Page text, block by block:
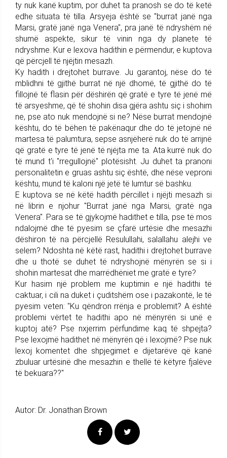
ty nuk kanë kuptim, por duhet ta pranosh se do të ketë
edhe situata të tilla. Arsyeja është se "burrat janë nga
Marsi, gratë janë nga Venera", pra janë të ndryshëm në
shumë aspekte, sikur të vinin nga dy planete të
ndryshme. Kur e lexova hadithin e përmendur, e kuptova
që përcjell të njëjtin mesazh.
Ky hadith i drejtohet burrave. Ju garantoj, nëse do të
mblidhni të gjithë burrat në një dhomë, të gjithë do të
fillojnë të flasin për dëshirën që gratë e tyre të jenë më
të arsyeshme, që të shohin disa gjëra ashtu siç i shohim
ne, pse ato nuk mendojnë si ne? Nëse burrat mendojnë
kështu, do të bëhen të pakënaqur dhe do të jetojnë në
martesa të palumtura, sepse asnjëherë nuk do të arrijnë
që gratë e tyre të jenë të njëjta me ta. Ata kurrë nuk do
të mund t'i "rregullojnë" plotësisht. Ju duhet ta pranoni
personalitetin e gruas ashtu siç është, dhe nëse veproni
kështu, mund të kaloni një jetë të lumtur së bashku.
E kuptova se në këtë hadith përcillet i njëjti mesazh si
në librin e njohur "Burrat janë nga Marsi, gratë nga
Venera". Para se të gjykojmë hadithet e tilla, pse të mos
ndalojmë dhe të pyesim se çfarë urtësie dhe mesazhi
dëshiron të na përcjellë Resulullahi, salallahu alejhi ve
selem? Ndoshta në këtë rast, hadithi i drejtohet burrave
dhe u thotë se duhet të ndryshojnë mënyrën se si i
shohin martesat dhe marrëdhëniet me gratë e tyre?
Kur hasim një problem me kuptimin e një hadithi të
caktuar, i cili na duket i çuditshëm ose i pazakontë, le të
pyesim veten: "Ku qëndron rrënja e problemit? A është
problemi vërtet te hadithi apo në mënyrën si unë e
kuptoj atë? Pse nxjerrim përfundime kaq të shpejta?
Pse lexojmë hadithet në mënyrën që i lexojmë? Pse nuk
lexoj komentet dhe shpjegimet e dijetarëve që kanë
zbuluar urtësinë dhe mesazhin e thellë të këtyre fjalëve
të bekuara??"
Autor: Dr. Jonathan Brown